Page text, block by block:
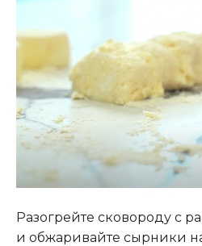
Разогрейте сковороду с
и обжаривайте сырники